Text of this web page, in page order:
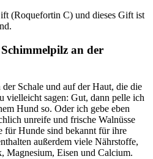
(Roquefortin C) und dieses Gift ist
an der
Schale und auf der Haut, die die
vielleicht sagen: Gut, dann pelle ich
Hund so. Oder ich gebe eben
unreife und frische Walnüsse
für Hunde sind bekannt für ihre
außerdem viele Nährstoffe,
Eisen und Calcium.